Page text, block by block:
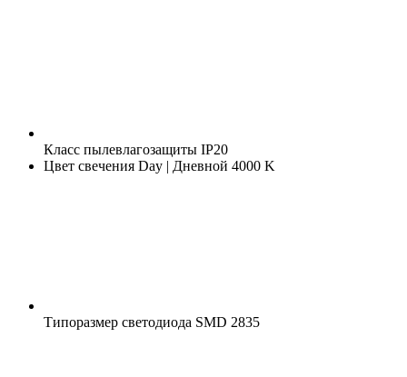
Класс пылевлагозащиты IP20
Цвет свечения Day | Дневной 4000 K
Типоразмер светодиода SMD 2835